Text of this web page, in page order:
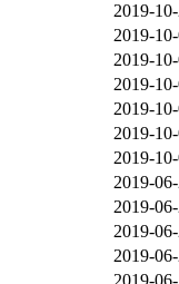
2019-
2019-
2019-
2019-
2019-
2019-
2019-
2019-
2019-
2019-
2019-